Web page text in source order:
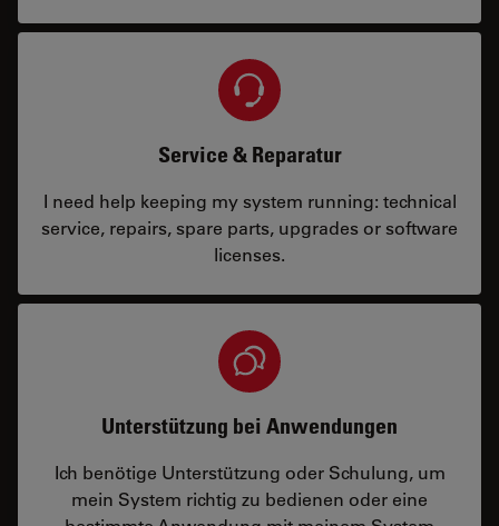
Service & Reparatur
I need help keeping my system running: technical
service, repairs, spare parts, upgrades or software
licenses.
Unterstützung bei Anwendungen
Ich benötige Unterstützung oder Schulung, um
mein System richtig zu bedienen oder eine